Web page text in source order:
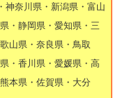
神奈川県・新潟県・富山
・静岡県・愛知県・三
山県・奈良県・鳥取
・香川県・愛媛県・高
本県・佐賀県・大分